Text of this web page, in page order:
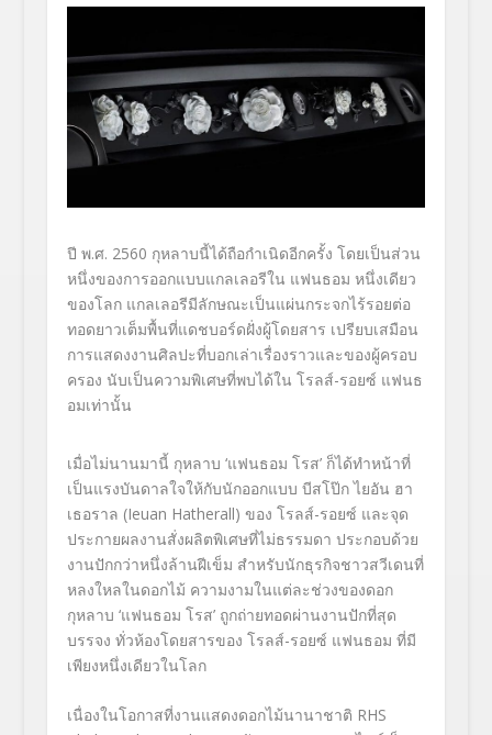
ปี พ.ศ. 2560 กุหลาบนี้ได้ถือกำเนิดอีกครั้ง โดยเป็นส่วน
หนึ่งของการออกแบบแกลเลอรีใน แฟนธอม หนึ่งเดียว
ของโลก แกลเลอรีมีลักษณะเป็นแผ่นกระจกไร้รอยต่อ
ทอดยาวเต็มพื้นที่แดชบอร์ดฝั่งผู้โดยสาร เปรียบเสมือน
การแสดงงานศิลปะที่บอกเล่าเรื่องราวและของผู้ครอบ
ครอง นับเป็นความพิเศษที่พบได้ใน โรลส์-รอยซ์ แฟนธ
อมเท่านั้น
เมื่อไม่นานมานี้ กุหลาบ ‘แฟนธอม โรส’ ก็ได้ทำหน้าที่
เป็นแรงบันดาลใจให้กับนักออกแบบ บีสโป๊ก ไยอัน ฮา
เธอราล (Ieuan Hatherall) ของ โรลส์-รอยซ์ และจุด
ประกายผลงานสั่งผลิตพิเศษที่ไม่ธรรมดา ประกอบด้วย
งานปักกว่าหนึ่งล้านฝีเข็ม สำหรับนักธุรกิจชาวสวีเดนที่
หลงใหลในดอกไม้ ความงามในแต่ละช่วงของดอก
กุหลาบ ‘แฟนธอม โรส’ ถูกถ่ายทอดผ่านงานปักที่สุด
บรรจง ทั่วห้องโดยสารของ โรลส์-รอยซ์ แฟนธอม ที่มี
เพียงหนึ่งเดียวในโลก
เนื่องในโอกาสที่งานแสดงดอกไม้นานาชาติ RHS